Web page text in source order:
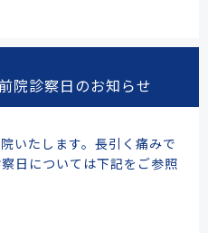
院診察日のお知らせ
いたします。長引く痛みで
日については下記をご参照